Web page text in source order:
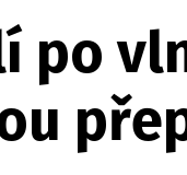
po